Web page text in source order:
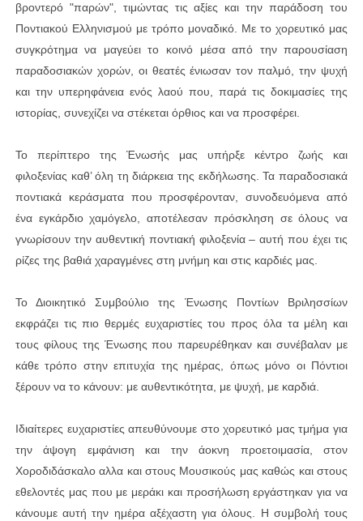
βροντερό "παρών", τιμώντας τις αξίες και την παράδοση του
Ποντιακού Ελληνισμού με τρόπο μοναδικό. Με το χορευτικό μας
συγκρότημα να μαγεύει το κοινό μέσα από την παρουσίαση
παραδοσιακών χορών, οι θεατές ένιωσαν τον παλμό, την ψυχή
και την υπερηφάνεια ενός λαού που, παρά τις δοκιμασίες της
ιστορίας, συνεχίζει να στέκεται όρθιος και να προσφέρει.
Το περίπτερο της Ένωσής μας υπήρξε κέντρο ζωής και
φιλοξενίας καθ’ όλη τη διάρκεια της εκδήλωσης. Τα παραδοσιακά
ποντιακά κεράσματα που προσφέρονταν, συνοδευόμενα από
ένα εγκάρδιο χαμόγελο, αποτέλεσαν πρόσκληση σε όλους να
γνωρίσουν την αυθεντική ποντιακή φιλοξενία – αυτή που έχει τις
ρίζες της βαθιά χαραγμένες στη μνήμη και στις καρδιές μας.
Το Διοικητικό Συμβούλιο της Ένωσης Ποντίων Βριλησσίων
εκφράζει τις πιο θερμές ευχαριστίες του προς όλα τα μέλη και
τους φίλους της Ένωσης που παρευρέθηκαν και συνέβαλαν με
κάθε τρόπο στην επιτυχία της ημέρας, όπως μόνο οι Πόντιοι
ξέρουν να το κάνουν: με αυθεντικότητα, με ψυχή, με καρδιά.
Ιδιαίτερες ευχαριστίες απευθύνουμε στο χορευτικό μας τμήμα για
την άψογη εμφάνιση και την άοκνη προετοιμασία, στον
Χοροδιδάσκαλο αλλα και στους Μουσικούς μας καθώς και στους
εθελοντές μας που με μεράκι και προσήλωση εργάστηκαν για να
κάνουμε αυτή την ημέρα αξέχαστη για όλους. Η συμβολή τους